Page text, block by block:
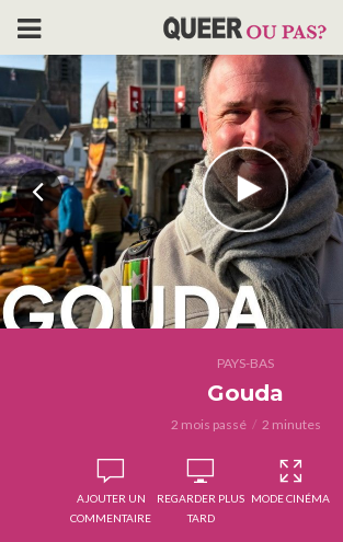
PAYS-BAS
Gouda
2 mois passé 2 minutes
AJOUTER UN
COMMENTAIRE
REGARDER PLUS
TARD
MODE CINÉMA